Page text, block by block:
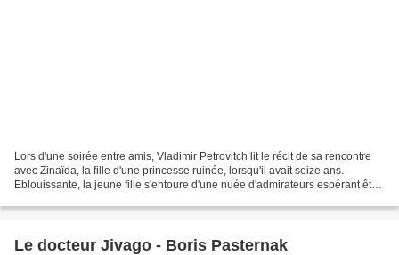
Lors d'une soirée entre amis, Vladimir Petrovitch lit le récit de sa rencontre
avec Zinaïda, la fille d'une princesse ruinée, lorsqu'il avait seize ans.
Eblouissante, la jeune fille s'entoure d'une nuée d'admirateurs espérant être
Le docteur Jivago - Boris Pasternak